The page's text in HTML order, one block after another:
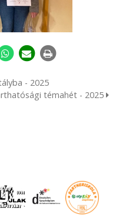
- 2025
témahét - 2025